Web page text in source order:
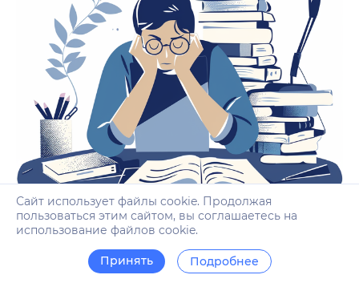
Сайт использует файлы cookie. Продолжая
пользоваться этим сайтом, вы соглашаетесь на
использование файлов cookie.
Принять Подробнее
Мгновенная обратная связь и
улучшение